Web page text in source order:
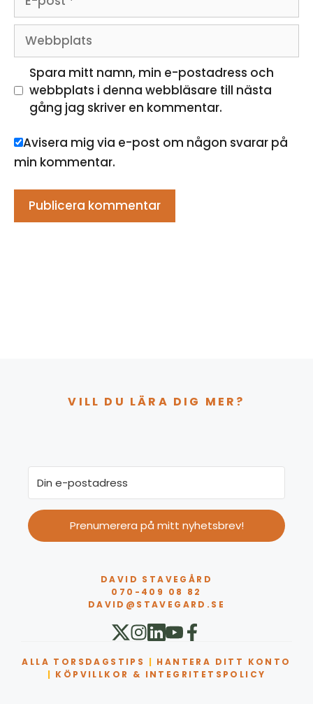
post
Webbplats
Spara mitt namn, min e-postadress och
webbplats i denna webbläsare till nästa
gång jag skriver en kommentar.
Avisera mig via e-post om någon svarar på
min kommentar.
VILL DU LÄRA DIG MER?
Prenumerera på mitt nyhetsbrev!
DAVID STAVEGÅRD
070-409 08 82
DAVID@STAVEGARD.SE
ALLA TORSDAGSTIPS | HANTERA DITT KONTO
| KÖPVILLKOR & INTEGRITETSPOLICY